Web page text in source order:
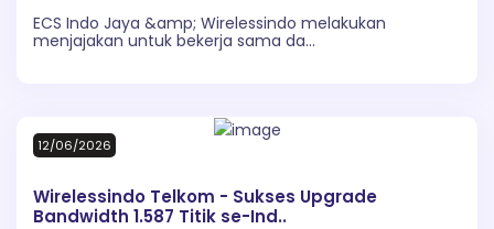
ECS Indo Jaya &amp; Wirelessindo melakukan
menjajakan untuk bekerja sama da...
12/06/2026
Wirelessindo Telkom - Sukses Upgrade
Bandwidth 1.587 Titik se-Ind..